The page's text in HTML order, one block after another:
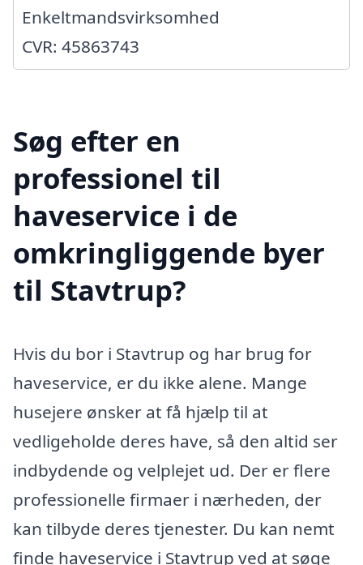
Enkeltmandsvirksomhed
CVR: 45863743
Søg efter en
professionel til
haveservice i de
omkringliggende byer
til Stavtrup?
Hvis du bor i Stavtrup og har brug for
haveservice, er du ikke alene. Mange
husejere ønsker at få hjælp til at
vedligeholde deres have, så den altid ser
indbydende og velplejet ud. Der er flere
professionelle firmaer i nærheden, der
kan tilbyde deres tjenester. Du kan nemt
finde haveservice i Stavtrup ved at søge